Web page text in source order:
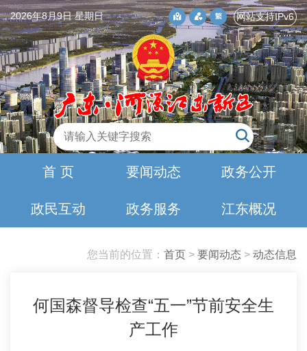
2026年8月9日 星期日 网站支持IPv6
首 页 要闻动态 政务公开
政民互动 政务服务 江东概况
您当前的位置： 首页 > 要闻动态 > 动态信息
何国森督导检查“五一”节前安全生
产工作